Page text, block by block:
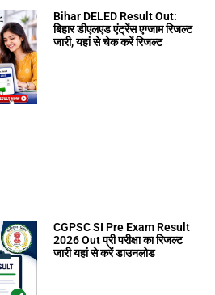
Bihar DELED Result Out:
बिहार डीएलएड एंट्रेंस एग्जाम रिजल्ट
जारी, यहां से चेक करें रिजल्ट
CGPSC SI Pre Exam Result
2026 Out प्री परीक्षा का रिजल्ट
जारी यहां से करें डाउनलोड